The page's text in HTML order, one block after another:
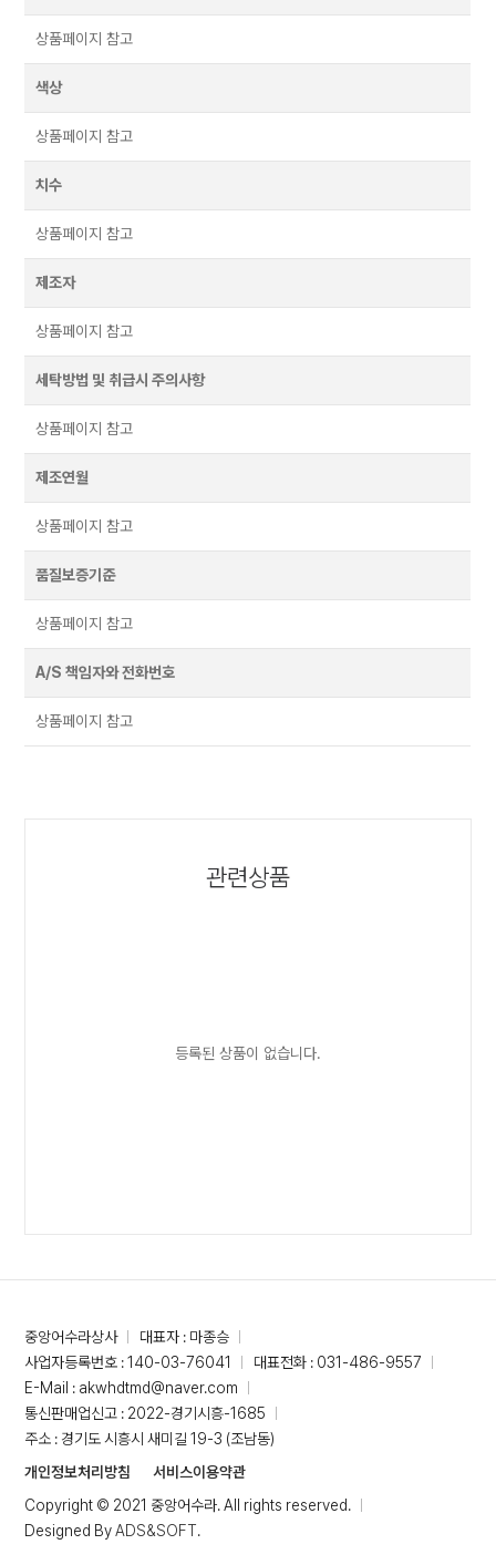
상품페이지 참고
색상
상품페이지 참고
치수
상품페이지 참고
제조자
상품페이지 참고
세탁방법 및 취급시 주의사항
상품페이지 참고
제조연월
상품페이지 참고
품질보증기준
상품페이지 참고
A/S 책임자와 전화번호
상품페이지 참고
관련상품
등록된 상품이 없습니다.
중앙어수라상사
대표자 : 마종승
사업자등록번호 : 140-03-76041
대표전화 : 031-486-9557
E-Mail : akwhdtmd@naver.com
통신판매업신고 : 2022-경기시흥-1685
주소 : 경기도 시흥시 새미길 19-3 (조남동)
개인정보처리방침
서비스이용약관
Copyright © 2021 중앙어수라. All rights reserved.
Designed ByADS&SOFT.